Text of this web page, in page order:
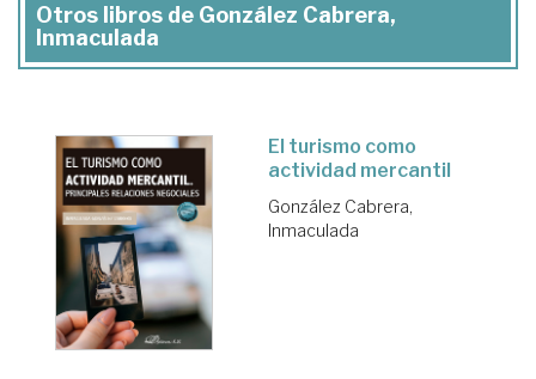
Otros libros de González Cabrera,
Inmaculada
El turismo como
actividad mercantil
González Cabrera,
Inmaculada